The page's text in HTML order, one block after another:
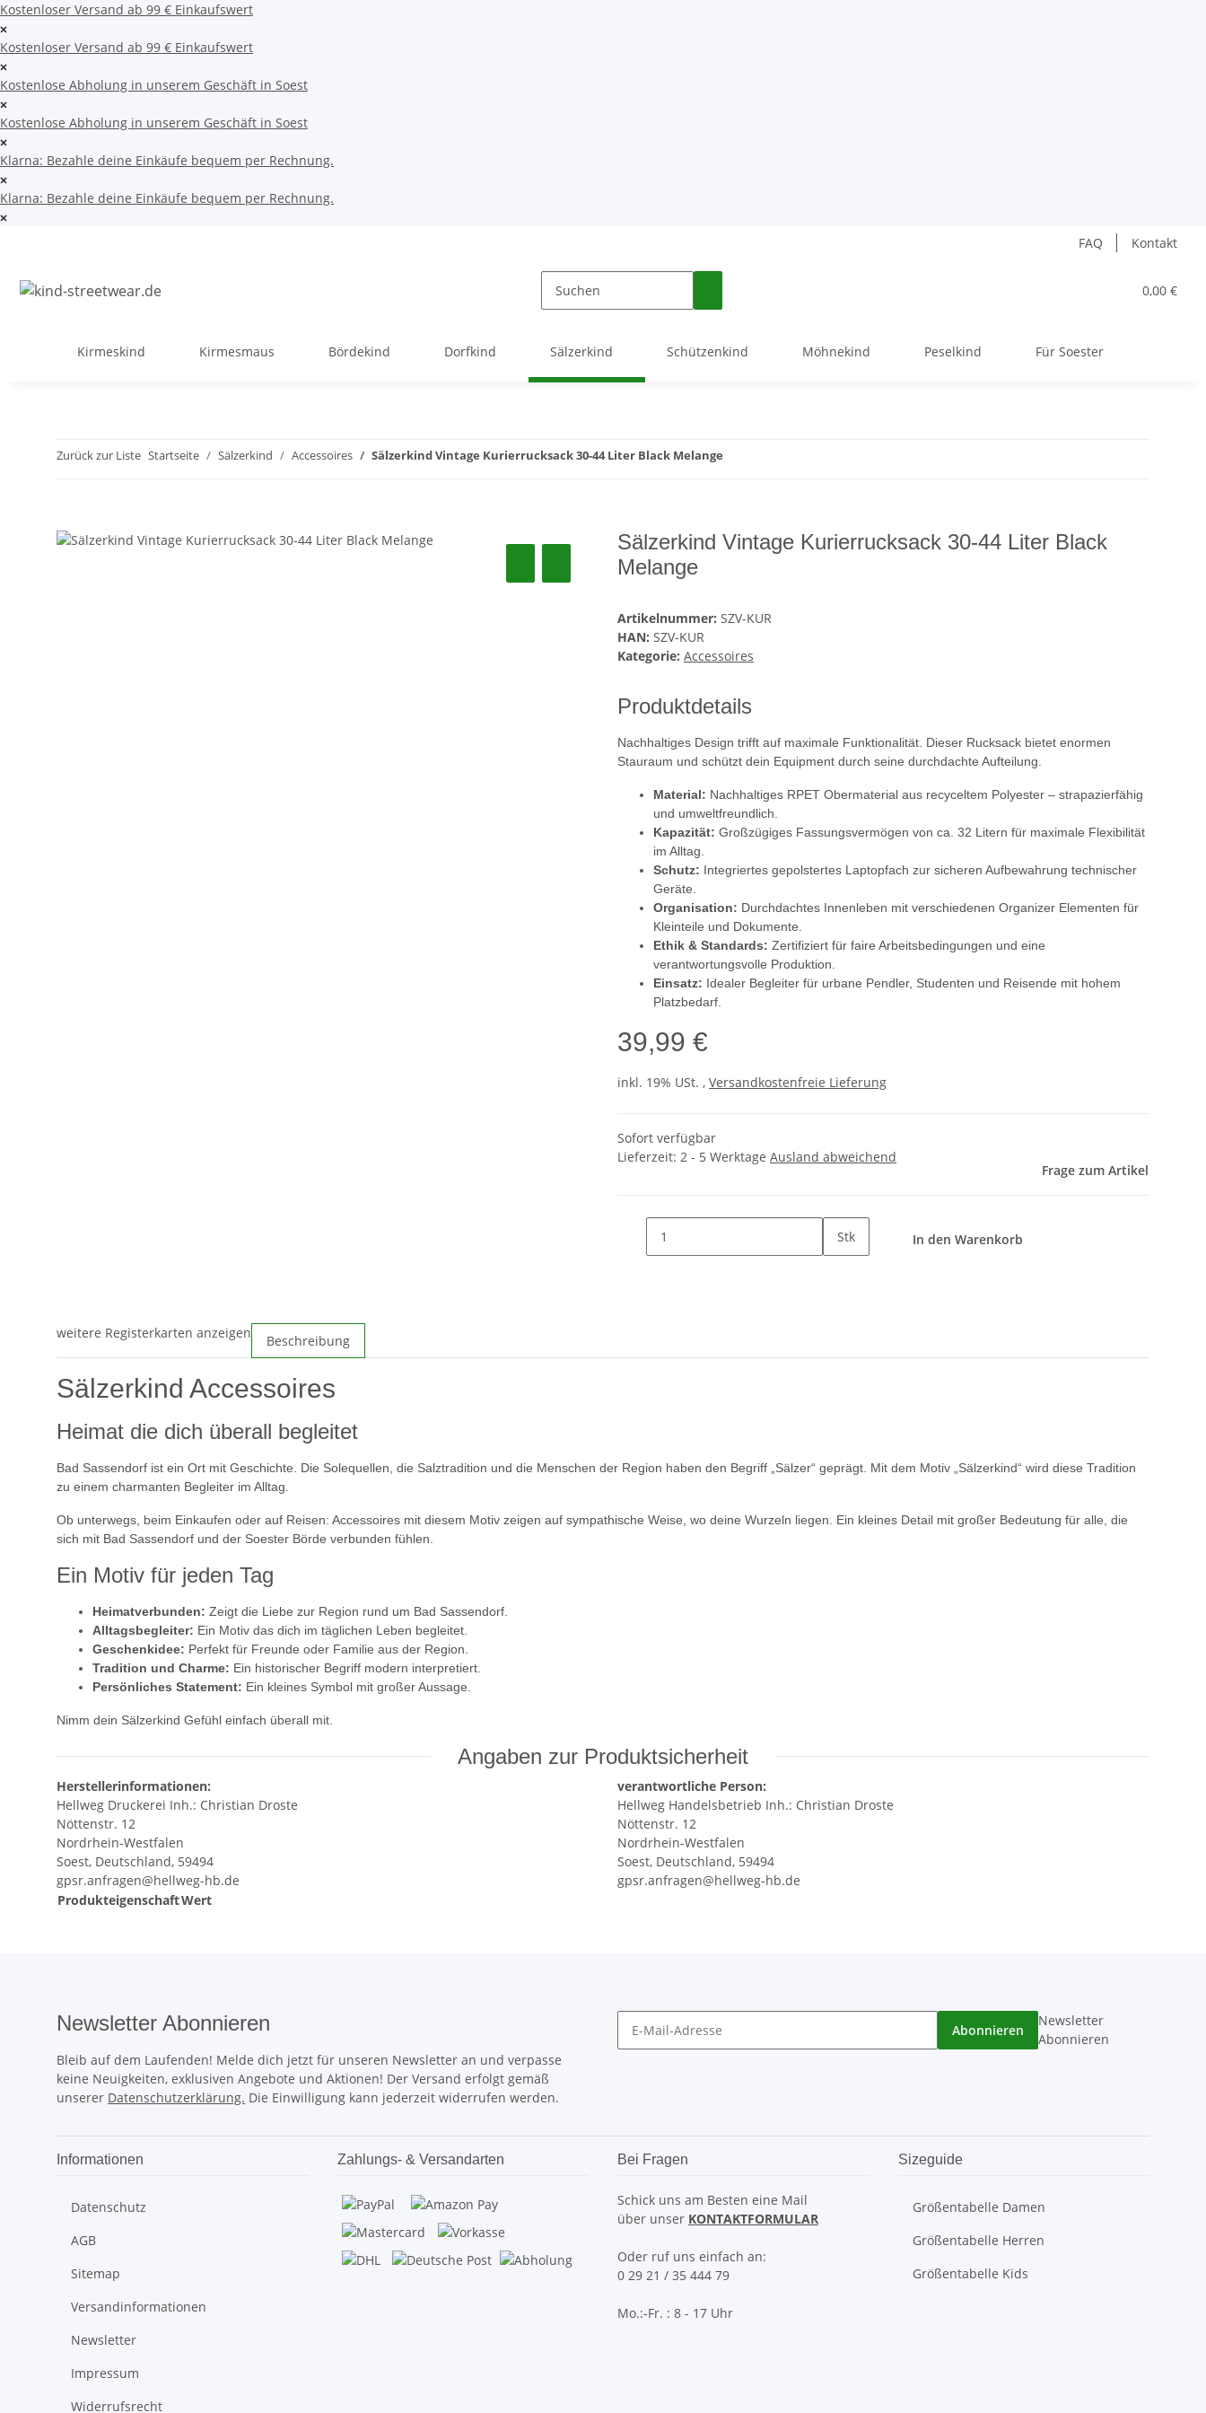
Kostenloser Versand ab 99 € Einkaufswert
Kostenloser Versand ab 99 € Einkaufswert
Kostenlose Abholung in unserem Geschäft in Soest
Kostenlose Abholung in unserem Geschäft in Soest
Klarna: Bezahle deine Einkäufe bequem per Rechnung.
Klarna: Bezahle deine Einkäufe bequem per Rechnung.
FAQ Kontakt
0,00 €
Kirmeskind Kirmesmaus Bördekind Dorfkind Sälzerkind Schützenkind Möhnekind Peselkind Für Soester
Zurück zur Liste Startseite Sälzerkind Accessoires Sälzerkind Vintage Kurierrucksack 30-44 Liter Black Melange
Sälzerkind Vintage Kurierrucksack 30-44 Liter Black
Melange
Artikelnummer: SZV-KUR
HAN: SZV-KUR
Kategorie: Accessoires
Produktdetails
Nachhaltiges Design trifft auf maximale Funktionalität. Dieser Rucksack bietet enormen
Stauraum und schützt dein Equipment durch seine durchdachte Aufteilung.
Material: Nachhaltiges RPET Obermaterial aus recyceltem Polyester – strapazierfähig
und umweltfreundlich.
Kapazität: Großzügiges Fassungsvermögen von ca. 32 Litern für maximale Flexibilität
im Alltag.
Schutz: Integriertes gepolstertes Laptopfach zur sicheren Aufbewahrung technischer
Geräte.
Organisation: Durchdachtes Innenleben mit verschiedenen Organizer Elementen für
Kleinteile und Dokumente.
Ethik & Standards: Zertifiziert für faire Arbeitsbedingungen und eine
verantwortungsvolle Produktion.
Einsatz: Idealer Begleiter für urbane Pendler, Studenten und Reisende mit hohem
Platzbedarf.
39,99 €
inkl. 19% USt. , Versandkostenfreie Lieferung
Sofort verfügbar
Lieferzeit: 2 - 5 Werktage Ausland abweichend
Frage zum Artikel
Stk In den Warenkorb
weitere Registerkarten anzeigen Beschreibung
Sälzerkind Accessoires
Heimat die dich überall begleitet
Bad Sassendorf ist ein Ort mit Geschichte. Die Solequellen, die Salztradition und die Menschen der Region haben den Begriff „Sälzer“ geprägt. Mit dem Motiv „Sälzerkind“ wird diese Tradition
zu einem charmanten Begleiter im Alltag.
Ob unterwegs, beim Einkaufen oder auf Reisen: Accessoires mit diesem Motiv zeigen auf sympathische Weise, wo deine Wurzeln liegen. Ein kleines Detail mit großer Bedeutung für alle, die
sich mit Bad Sassendorf und der Soester Börde verbunden fühlen.
Ein Motiv für jeden Tag
Heimatverbunden: Zeigt die Liebe zur Region rund um Bad Sassendorf.
Alltagsbegleiter: Ein Motiv das dich im täglichen Leben begleitet.
Geschenkidee: Perfekt für Freunde oder Familie aus der Region.
Tradition und Charme: Ein historischer Begriff modern interpretiert.
Persönliches Statement: Ein kleines Symbol mit großer Aussage.
Nimm dein Sälzerkind Gefühl einfach überall mit.
Angaben zur Produktsicherheit
Herstellerinformationen:
Hellweg Druckerei Inh.: Christian Droste
Nöttenstr. 12
Nordrhein-Westfalen
Soest, Deutschland, 59494
gpsr.anfragen@hellweg-hb.de
verantwortliche Person:
Hellweg Handelsbetrieb Inh.: Christian Droste
Nöttenstr. 12
Nordrhein-Westfalen
Soest, Deutschland, 59494
gpsr.anfragen@hellweg-hb.de
ProdukteigenschaftWert
Newsletter Abonnieren
Bleib auf dem Laufenden! Melde dich jetzt für unseren Newsletter an und verpasse
keine Neuigkeiten, exklusiven Angebote und Aktionen! Der Versand erfolgt gemäß
unserer Datenschutzerklärung. Die Einwilligung kann jederzeit widerrufen werden.
Abonnieren
Newsletter
Abonnieren
Informationen
Datenschutz
AGB
Sitemap
Versandinformationen
Newsletter
Impressum
Widerrufsrecht
Zahlungs- & Versandarten Bei Fragen
Schick uns am Besten eine Mail
über unser KONTAKTFORMULAR
Oder ruf uns einfach an:
0 29 21 / 35 444 79
Mo.:-Fr. : 8 - 17 Uhr
Sizeguide
Größentabelle Damen
Größentabelle Herren
Größentabelle Kids